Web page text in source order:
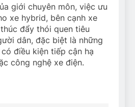
giới chuyên môn, việc ưu
xe hybrid, bên cạnh xe
đẩy thói quen tiêu
dân, đặc biệt là những
điều kiện tiếp cận hạ
công nghệ xe điện.